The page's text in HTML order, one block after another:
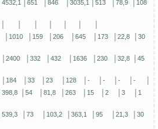
│4532,1 │651 │846 │3035,1 │513 │78,9
│108
│1010 │159 │206 │645 │173 │22,8
│30
│2400 │332 │432 │1636 │230 │32,8
│45
│184 │33 │23 │128 │- │- │- │-
│398,8 │54 │81,8 │263 │15 │2 │3
│1
│539,3 │73 │103,2 │363,1 │95 │21,3
│30